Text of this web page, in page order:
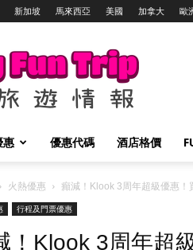
新加坡 馬來西亞 美國 加拿大 歐
Big
Trip
旅
情
報
惠 優惠代碼 酒店格價
火熱優惠
癲減！Klook 3周年超級優惠
行程及門票優惠
！Klook 3周年超